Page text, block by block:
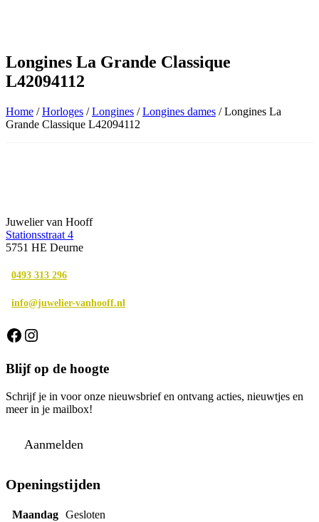
Longines La Grande Classique
L42094112
Home /Horloges /Longines /Longines dames / Longines La
Grande Classique L42094112
Juwelier van Hooff
Stationsstraat 4
5751 HE Deurne
0493 313 296
info@juwelier-vanhooff.nl
Facebook
Instagram
Blijf op de hoogte
Schrijf je in voor onze nieuwsbrief en ontvang acties, nieuwtjes en
meer in je mailbox!
Aanmelden
Openingstijden
Maandag Gesloten